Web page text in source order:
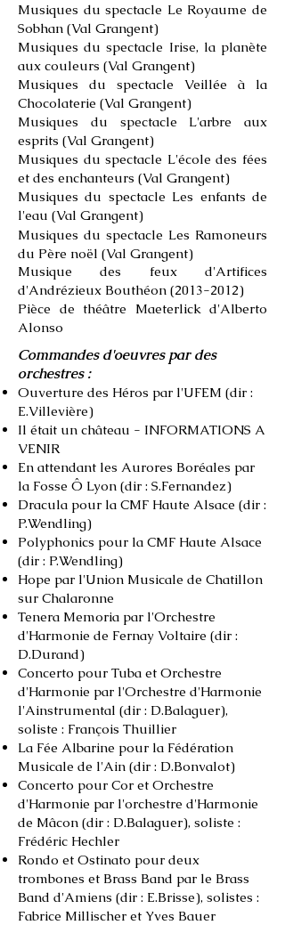
Musiques du spectacle Le Royaume de
Sobhan (Val Grangent)
Musiques du spectacle Irise, la planète
aux couleurs (Val Grangent)
Musiques du spectacle Veillée à la
Chocolaterie (Val Grangent)
Musiques du spectacle L'arbre aux
esprits (Val Grangent)
Musiques du spectacle L'école des fées
et des enchanteurs (Val Grangent)
Musiques du spectacle Les enfants de
l'eau (Val Grangent)
Musiques du spectacle Les Ramoneurs
du Père noël (Val Grangent)
Musique des feux d'Artifices
d'Andrézieux Bouthéon (2013-2012)
Pièce de théâtre Maeterlick d'Alberto
Alonso
Commandes d'oeuvres par des
orchestres :
Ouverture des Héros par l'UFEM (dir :
E.Villevière)
Il était un château - INFORMATIONS A
VENIR
​En attendant les Aurores Boréales par
la Fosse Ô Lyon (dir : S.Fernandez)
Dracula pour la CMF Haute Alsace (dir :
P.Wendling)
Polyphonics pour la CMF Haute Alsace
(dir : P.Wendling)
Hope par l'Union Musicale de Chatillon
sur Chalaronne
Tenera Memoria par l'Orchestre
d'Harmonie de Fernay Voltaire (dir :
D.Durand)
Concerto pour Tuba et Orchestre
d'Harmonie par l'Orchestre d'Harmonie
l'Ainstrumental (dir : D.Balaguer),
soliste : François Thuillier
La Fée Albarine pour la Fédération
Musicale de l'Ain (dir : D.Bonvalot)
Concerto pour Cor et Orchestre
d'Harmonie par l'orchestre d'Harmonie
de Mâcon (dir : D.Balaguer), soliste :
Frédéric Hechler
Rondo et Ostinato pour deux
trombones et Brass Band par le Brass
Band d'Amiens (dir : E.Brisse), solistes :
Fabrice Millischer et Yves Bauer